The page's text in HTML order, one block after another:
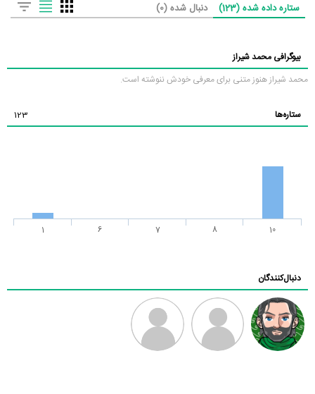
ستاره داده شده (123) دنبال شده (0)
بیوگرافی محمد شیراز
محمد شیراز هنوز متنی برای معرفی خودش ننوشته است.
ستاره‌ها 123
1 6 7 8 10
دنبال‌کنندگان